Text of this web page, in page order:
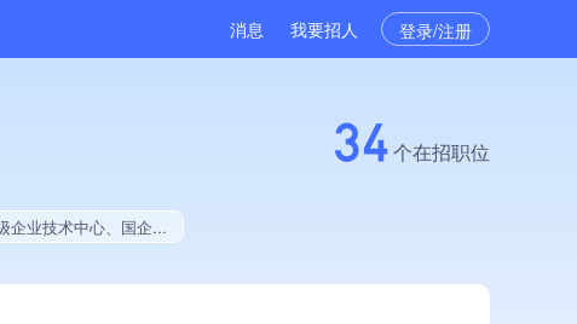
消息 我要招人 登录/注册
业、大学生就业贡献、拥有工艺创新能力、民营科技企业、拥有美术作品、拥有著作权、软件研发量位于同行前10%
34个在招职位